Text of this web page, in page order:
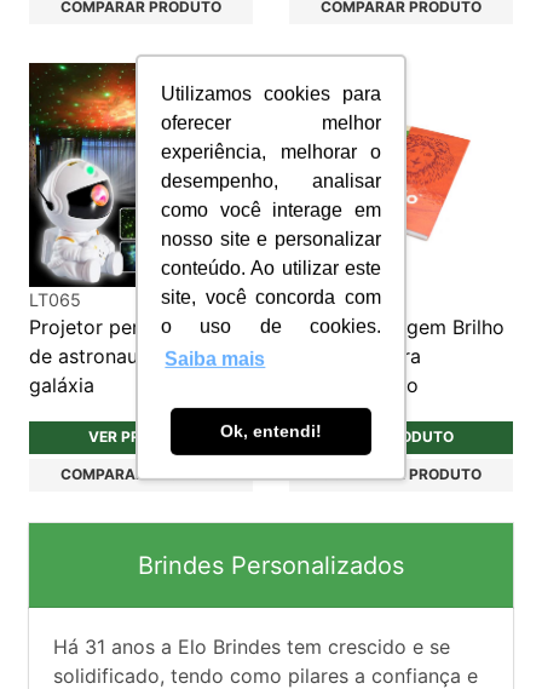
Utilizamos cookies para
oferecer melhor
experiência, melhorar o
desempenho, analisar
como você interage em
nosso site e personalizar
conteúdo. Ao utilizar este
site, você concorda com
o uso de cookies.
Saiba mais
Ok, entendi!
COMPARAR PRODUTO COMPARAR PRODUTO
LT065
Projetor personalizado
de astronauta luz de
galáxia
VER PRODUTO
COMPARAR PRODUTO
CAD90A
Caderno Imagem Brilho
em Capa Dura
Personalizado
VER PRODUTO
COMPARAR PRODUTO
Brindes Personalizados
Há 31 anos a Elo Brindes tem crescido e se
solidificado, tendo como pilares a confiança e